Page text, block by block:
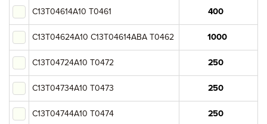
SindohC13T04614A10 T0461
C13T04624A10 C13T04614ABA T0462
C13T04724A10 T0472
C13T04734A10 T0473
C13T04744A10 T0474